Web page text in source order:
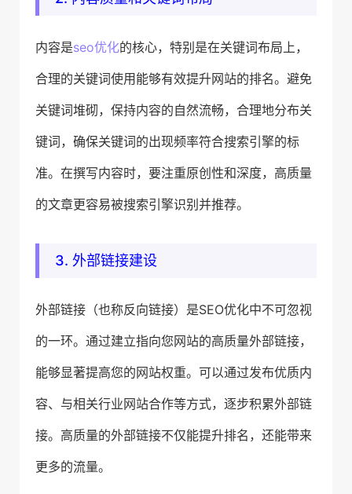
内容是seo优化的核心，特别是在关键词布局上，
合理的关键词使用能够有效提升网站的排名。避免
关键词堆砌，保持内容的自然流畅，合理地分布关
键词，确保关键词的出现频率符合搜索引擎的标
准。在撰写内容时，要注重原创性和深度，高质量
的文章更容易被搜索引擎识别并推荐。
3. 外部链接建设
外部链接（也称反向链接）是SEO优化中不可忽视
的一环。通过建立指向您网站的高质量外部链接，
能够显著提高您的网站权重。可以通过发布优质内
容、与相关行业网站合作等方式，逐步积累外部链
接。高质量的外部链接不仅能提升排名，还能带来
更多的流量。